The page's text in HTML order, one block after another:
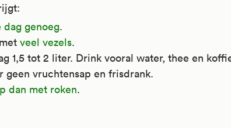
dag genoeg.
veel vezels.
1,5 tot 2 liter. Drink vooral water, thee en
geen vruchtensap en frisdrank.
dan met roken.